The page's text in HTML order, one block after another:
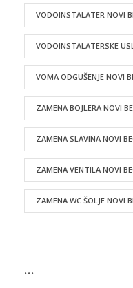
VODOINSTALATER NOVI
VODOINSTALATERSKE
VOMA ODGUŠENJE NOVI
ZAMENA BOJLERA NOVI
ZAMENA SLAVINA NOVI
ZAMENA VENTILA NOVI
ZAMENA WC ŠOLJE NOVI
…